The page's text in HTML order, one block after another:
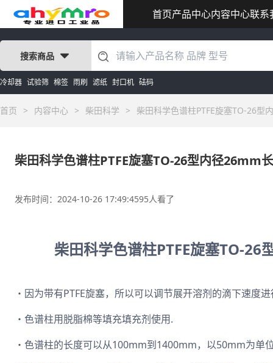
首页产品中心内容中心联系
搜索商品
冷却器 试验筛 棉签 雨刷 滤纸 封口机 砝码
首页 > 内容中心 > 柴田科学 > 柴田科学色谱柱PTFE旋塞TO-26
柴田科学色谱柱PTFE旋塞TO-26型内径26mm
发布时间：2024-10-26 17:49:4595人看了
柴田科学色谱柱PTFE旋塞TO-
・因为带有PTFE旋塞，所以可以调节展开溶剂的滴下速度
・色谱柱用脱脂棉等填充填充剂使用.
・色谱柱的长度可以从100mm到1400mm，以50mm为单